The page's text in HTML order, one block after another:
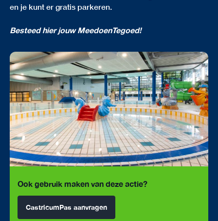
en je kunt er gratis parkeren.
Besteed hier jouw MeedoenTegoed!
Ook gebruik maken van deze actie?
CastricumPas aanvragen